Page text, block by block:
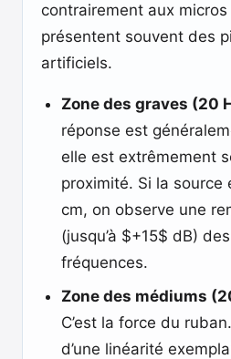
contrairement aux
présentent souvent des
artificiels.
Zone des graves (20
réponse est
elle est extrêmement
proximité. Si la source
cm, on observe une
(jusqu’à $+15$ dB)
fréquences.
Zone des médiums
C’est la force du
d’une linéarité